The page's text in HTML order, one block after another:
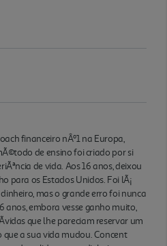
financeiro nÂº1 na Europa,
de ensino foi criado por si
de vida. Aos 16 anos, deixou
para os Estados Unidos. Foi lÃ¡
mas o grande erro foi nunca
anos, embora vesse ganho muito,
que lhe pareciam reservar um
a sua vida mudou. Concent